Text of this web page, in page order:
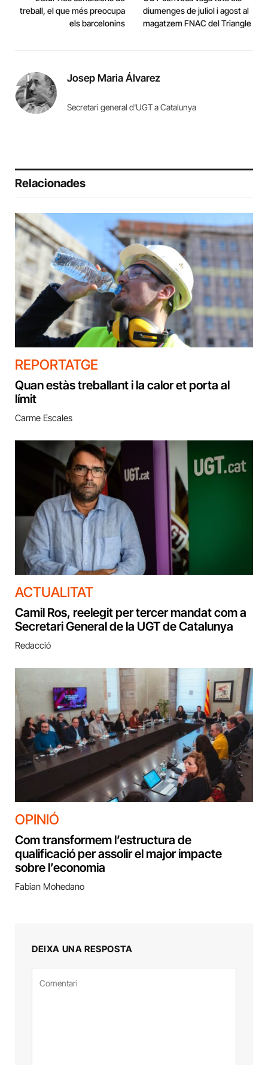
treball, el que més preocupa
els barcelonins
diumenges de juliol i agost al
magatzem FNAC del Triangle
Josep Maria Álvarez
Secretari general d'UGT a Catalunya
Relacionades
REPORTATGE
Quan estàs treballant i la calor et porta al
límit
Carme Escales
ACTUALITAT
Camil Ros, reelegit per tercer mandat com a
Secretari General de la UGT de Catalunya
Redacció
OPINIÓ
Com transformem l’estructura de
qualificació per assolir el major impacte
sobre l’economia
Fabian Mohedano
DEIXA UNA RESPOSTA